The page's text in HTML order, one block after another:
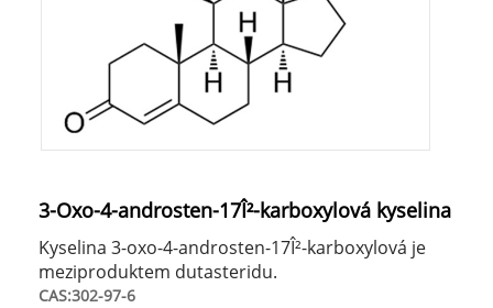
3-Oxo-4-androsten-17Î²-karboxylová kyselina
Kyselina 3-oxo-4-androsten-17Î²-karboxylová je
meziproduktem dutasteridu.
CAS:302-97-6